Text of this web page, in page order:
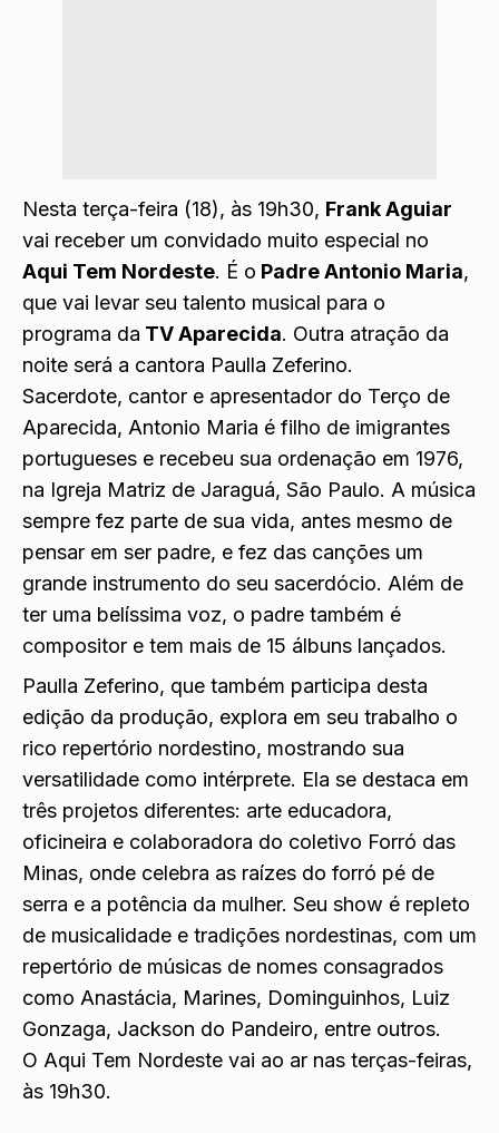
Nesta terça-feira (18), às 19h30, Frank Aguiar
vai receber um convidado muito especial no
Aqui Tem Nordeste. É o Padre Antonio Maria,
que vai levar seu talento musical para o
programa da TV Aparecida. Outra atração da
noite será a cantora Paulla Zeferino.
Sacerdote, cantor e apresentador do Terço de
Aparecida, Antonio Maria é filho de imigrantes
portugueses e recebeu sua ordenação em 1976,
na Igreja Matriz de Jaraguá, São Paulo. A música
sempre fez parte de sua vida, antes mesmo de
pensar em ser padre, e fez das canções um
grande instrumento do seu sacerdócio. Além de
ter uma belíssima voz, o padre também é
compositor e tem mais de 15 álbuns lançados.
Paulla Zeferino, que também participa desta
edição da produção, explora em seu trabalho o
rico repertório nordestino, mostrando sua
versatilidade como intérprete. Ela se destaca em
três projetos diferentes: arte educadora,
oficineira e colaboradora do coletivo Forró das
Minas, onde celebra as raízes do forró pé de
serra e a potência da mulher. Seu show é repleto
de musicalidade e tradições nordestinas, com um
repertório de músicas de nomes consagrados
como Anastácia, Marines, Dominguinhos, Luiz
Gonzaga, Jackson do Pandeiro, entre outros.
O Aqui Tem Nordeste vai ao ar nas terças-feiras,
às 19h30.